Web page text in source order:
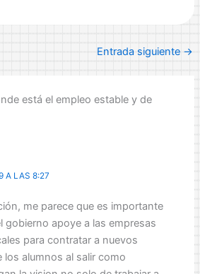
Entrada siguiente→
está el empleo estable y de
A LAS 8:27
me parece que es importante
gobierno apoye a las empresas
para contratar a nuevos
los alumnos al salir como